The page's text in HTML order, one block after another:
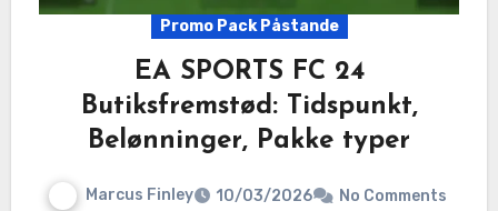
Promo Pack Påstande
EA SPORTS FC 24
Butiksfremstød: Tidspunkt,
Belønninger, Pakke typer
Marcus Finley 10/03/2026 No Comments